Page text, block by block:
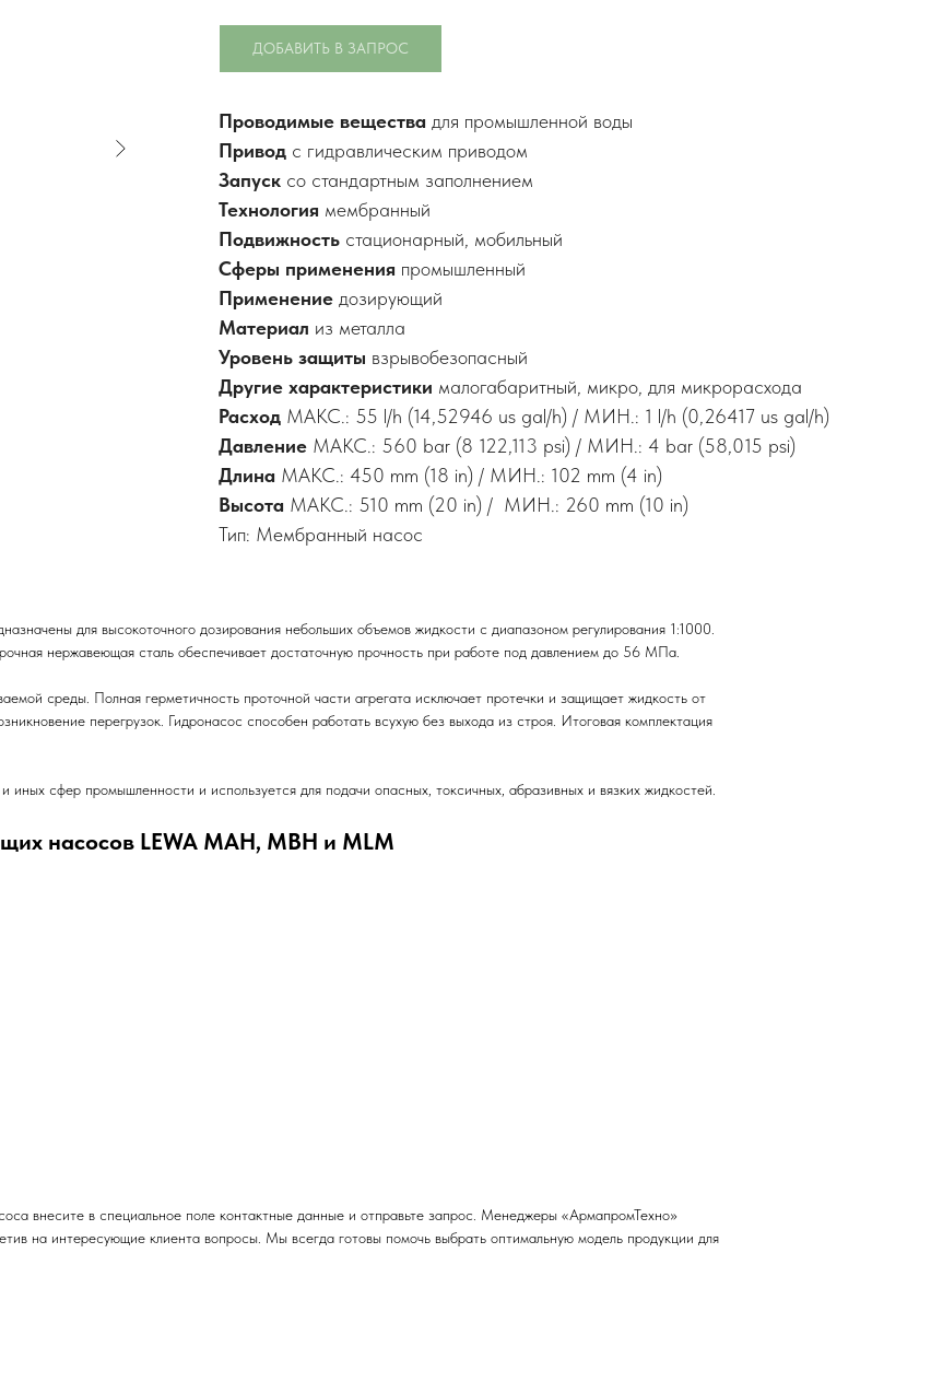
ДОБАВИТЬ В ЗАПРОС
Проводимые вещества для промышленной воды
Привод с гидравлическим приводом
Запуск со стандартным заполнением
Технология мембранный
Подвижность стационарный, мобильный
Сферы применения промышленный
Применение дозирующий
Материал из металла
Уровень защиты взрывобезопасный
Другие характеристики малогабаритный, микро, для микрорасхода
Расход МАКС.: 55 l/h (14,52946 us gal/h) / МИН.: 1 l/h (0,26417 us gal/h)
Давление МАКС.: 560 bar (8 122,113 psi) / МИН.: 4 bar (58,015 psi)
Длина МАКС.: 450 mm (18 in) / МИН.: 102 mm (4 in)
Высота МАКС.: 510 mm (20 in) / МИН.: 260 mm (10 in)
Тип: Мембранный насос
для высокоточного дозирования небольших объемов жидкости с диапазоном регулирования 1:1000.
нержавеющая сталь обеспечивает достаточную прочность при работе под давлением до 56 МПа.
среды. Полная герметичность проточной части агрегата исключает протечки и защищает жидкость от
перегрузок. Гидронасос способен работать всухую без выхода из строя. Итоговая комплектация
сфер промышленности и используется для подачи опасных, токсичных, абразивных и вязких жидкостей.
насосов LEWA MAH, MBH и MLM
внесите в специальное поле контактные данные и отправьте запрос. Менеджеры «АрмапромТехно»
на интересующие клиента вопросы. Мы всегда готовы помочь выбрать оптимальную модель продукции для